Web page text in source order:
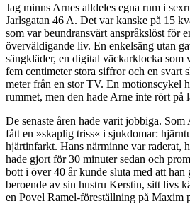
Jag minns Arnes alldeles egna rum i
Jarlsgatan 46 A. Det var kanske på 15
som var beundransvärt anspråkslöst för
överväldigande liv. En enkelsäng utan
sängkläder, en digital väckarklocka som
fem centimeter stora siffror och en svart
meter från en stor TV. En motionscykel
rummet, men den hade Arne inte rört på
De senaste åren hade varit jobbiga. Som
fått en »skaplig triss« i sjukdomar:
hjärtinfarkt. Hans närminne var raderat,
hade gjort för 30 minuter sedan och
bott i över 40 år kunde sluta med att
beroende av sin hustru Kerstin, sitt livs
en Povel Ramel-föreställning på Maxim